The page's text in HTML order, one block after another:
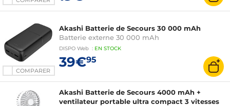
COMPARER
Akashi Batterie de Secours 30 000 mAh
Batterie externe 30 000 mAh
DISPO Web : EN STOCK
39€95
Akashi Batterie de Secours 4000 mAh +
ventilateur portable ultra compact 3 vitesses